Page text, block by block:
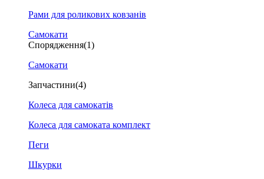
Рами для роликових ковзанів
Самокати
Спорядження(1)
Самокати
Запчастини(4)
Колеса для самокатів
Колеса для самоката комплект
Пеги
Шкурки